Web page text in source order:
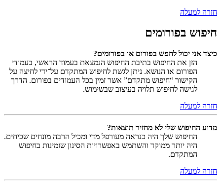
חזרה למעלה
חיפוש בפורומים
כיצד אני יכול לחפש בפורום או בפורומים?
הזן את החיפוש בתיבת החיפוש הנמצאת בעמוד הראשי, בעמודי
הפורום או הנושא. ניתן לגשת לחיפוש המתקדם על־ידי לחיצה על
הקישור “חיפוש מתקדם” אשר זמין בכל העמודים בפורום. הדרך
לגישה לחיפוש תלויה בעיצוב שבשימוש.
חזרה למעלה
מדוע החיפוש שלי לא מחזיר תוצאות?
החיפוש שלך היה כנראה מעורפל מדי ומכיל הרבה מונחים שכיחים.
היה יותר ממוקד והשתמש באפשרויות הסינון שזמינות בחיפוש
המתקדם.
חזרה למעלה